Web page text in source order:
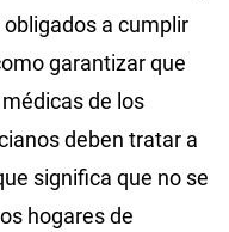
a cumplir
garantizar que
de los
deben tratar a
significa que no se
hogares de